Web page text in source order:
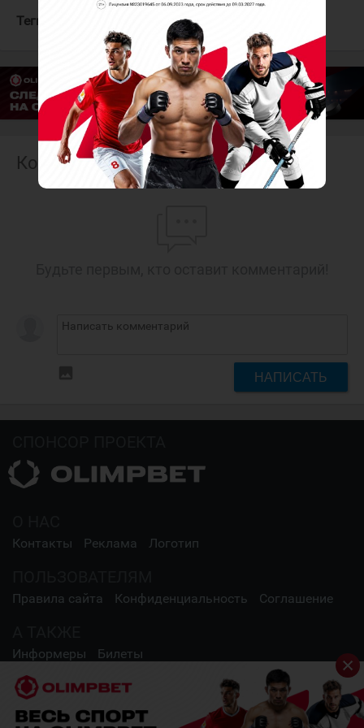
Теги: Сборная Финляндии
Комментарии
НАПИСАТЬ
Контакты Реклама Логотип
Правила сайта Конфиденциальность Соглашение
Информеры Билеты
СОЦИАЛЬНЫЕ СЕТИ